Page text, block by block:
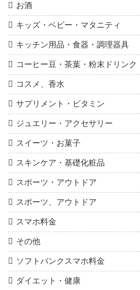
お酒
キッズ・ベビー・マタニティ
キッチン用品・食器・調理器具
コーヒー豆・茶葉・粉末ドリンク
コスメ、香水
サプリメント・ビタミン
ジュエリー・アクセサリー
スイーツ・お菓子
スキンケア・基礎化粧品
スポーツ・アウトドア
スポーツ、アウトドア
スマホ料金
その他
ソフトバンクスマホ料金
ダイエット・健康